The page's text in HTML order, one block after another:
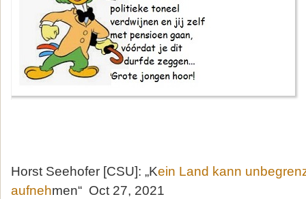
Horst Seehofer [CSU]: „Kein Land kann
aufnehmen“ Oct 27, 2021